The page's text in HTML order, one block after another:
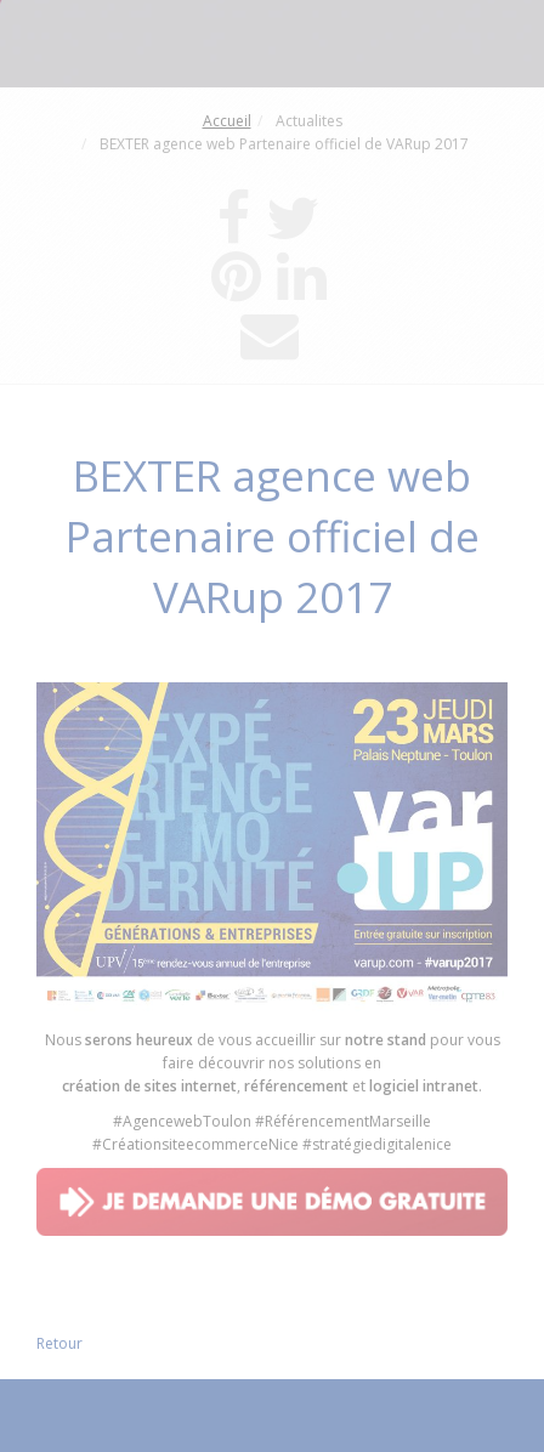
Accueil
Actualites
BEXTER agence web Partenaire officiel de VARup 2017
BEXTER agence web
Partenaire officiel de
VARup 2017
Nousserons heureux de vous accueillir surnotre stand pour vous
faire découvrir nos solutions en
création de sites internet, référencement etlogiciel intranet.
#AgencewebToulon #RéférencementMarseille
#CréationsiteecommerceNice #stratégiedigitalenice
Retour